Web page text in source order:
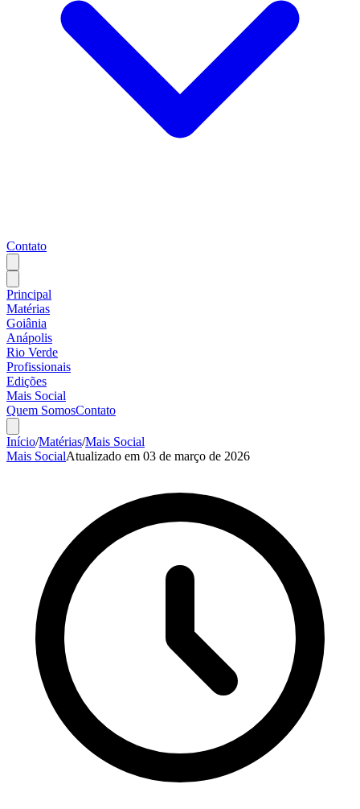
Contato
Principal
Matérias
Goiânia
Anápolis
Rio Verde
Profissionais
Edições
Mais Social
Quem SomosContato
Início/Matérias/Mais Social
Mais SocialAtualizado em 03 de março de 2026